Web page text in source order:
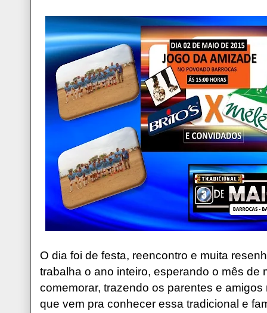
O dia foi de festa, reencontro e muita
trabalha o ano inteiro, esperando o mês de
comemorar, trazendo os parentes e
que vem pra conhecer essa tradicional e